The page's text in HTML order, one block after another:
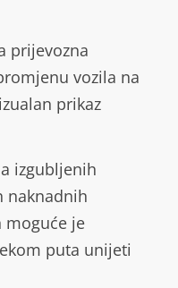
prijevozna
vozila na
prikaz
izgubljenih
naknadnih
moguće je
puta unijeti